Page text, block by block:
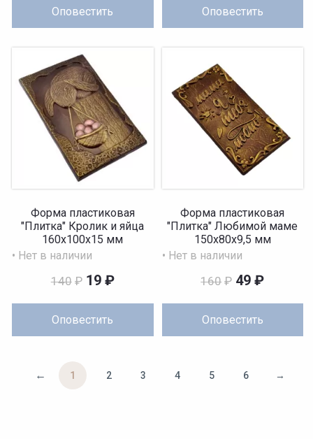
Оповестить Оповестить
Форма пластиковая
"Плитка" Кролик и яйца
160х100х15 мм
• Нет в наличии
Оповестить
140 ₽ 19 ₽
Форма пластиковая
"Плитка" Любимой маме
150х80х9,5 мм
• Нет в наличии
Оповестить
160 ₽ 49₽
← 1 2 3 4 5 6 →